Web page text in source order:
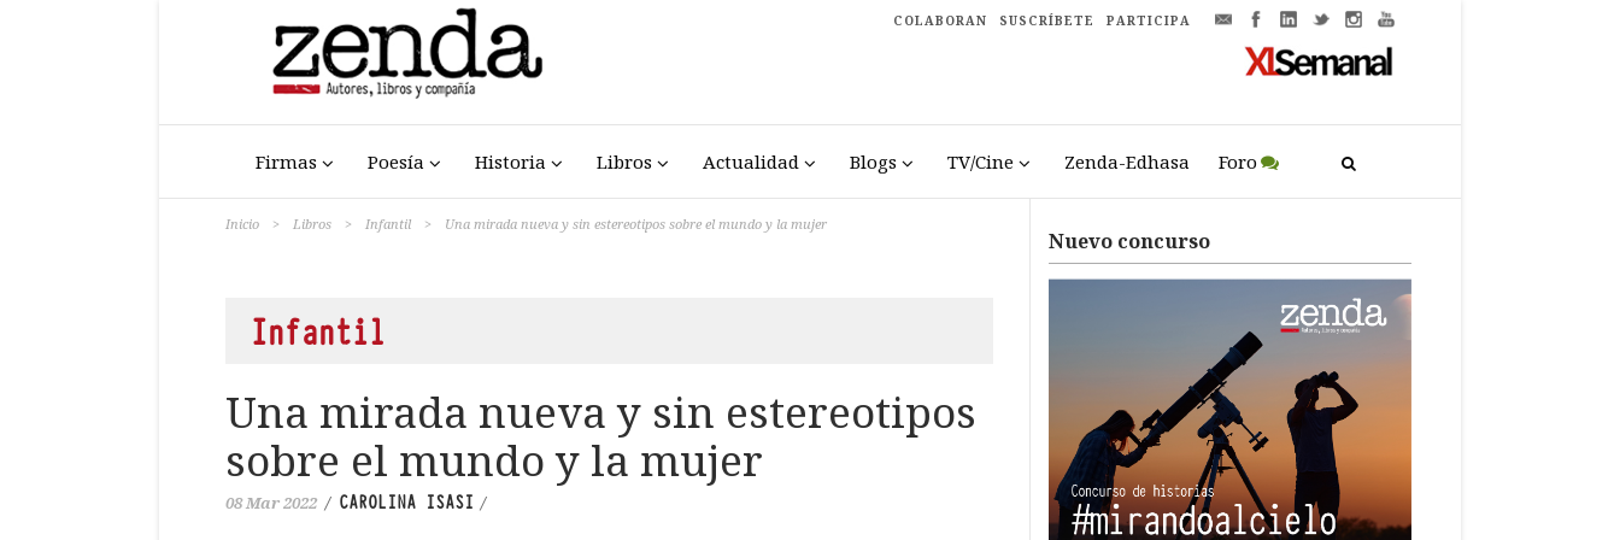
COLABORAN SUSCRÍBETE PARTICIPA
Firmas Poesía Historia Libros Actualidad Blogs TV/Cine Zenda-Edhasa Foro
Inicio > Libros > Infantil > Una mirada nueva y sin estereotipos sobre el mundo y la mujer
Infantil
Una mirada nueva y sin estereotipos
sobre el mundo y la mujer
08 Mar 2022 / CAROLINA ISASI /
Nuevo concurso